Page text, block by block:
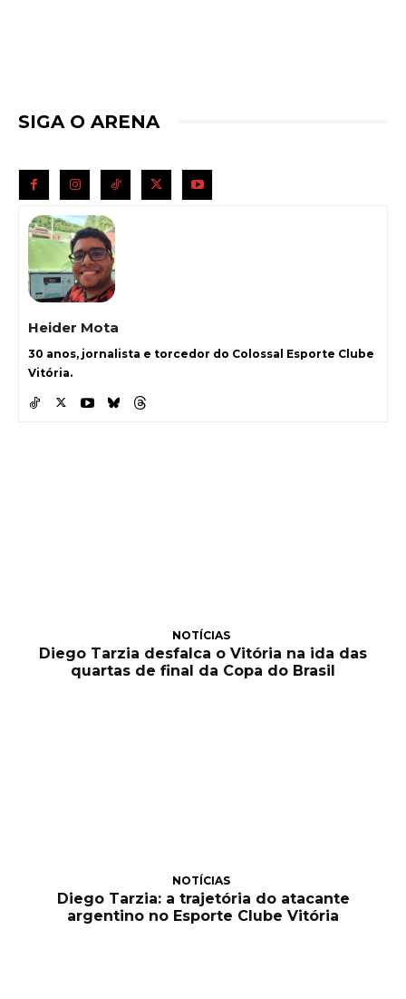
SIGA O ARENA
Heider Mota
30 anos, jornalista e torcedor do Colossal Esporte Clube
Vitória.
NOTÍCIAS
Diego Tarzia desfalca o Vitória na ida das
quartas de final da Copa do Brasil
NOTÍCIAS
Diego Tarzia: a trajetória do atacante
argentino no Esporte Clube Vitória